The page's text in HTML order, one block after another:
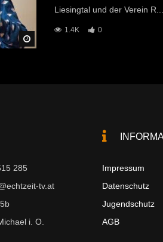
Liesingtal und der Verein R...
1.4K 0
285
tv.at
i. O.
Impressum
Datenschutz
Jugendschutz
AGB